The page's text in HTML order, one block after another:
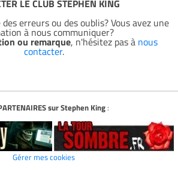
LE CLUB STEPHEN KING
erreurs ou des oublis? Vous avez une
à nous communiquer?
ou remarque, n'hésitez pas à nous
contacter.
sur Stephen King:
Gérer mes cookies